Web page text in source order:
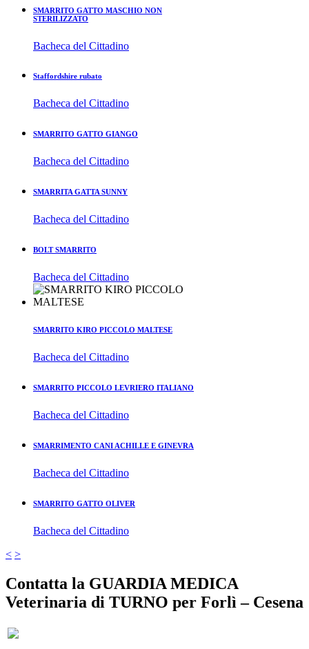
SMARRITO GATTO MASCHIO NON
STERILIZZATO
Bacheca del Cittadino
Staffordshire rubato
Bacheca del Cittadino
SMARRITO GATTO GIANGO
Bacheca del Cittadino
SMARRITA GATTA SUNNY
Bacheca del Cittadino
BOLT SMARRITO
Bacheca del Cittadino
SMARRITO KIRO PICCOLO MALTESE
Bacheca del Cittadino
SMARRITO PICCOLO LEVRIERO ITALIANO
Bacheca del Cittadino
SMARRIMENTO CANI ACHILLE E GINEVRA
Bacheca del Cittadino
SMARRITO GATTO OLIVER
Bacheca del Cittadino
< >
Contatta la GUARDIA MEDICA
Veterinaria di TURNO per Forlì – Cesena